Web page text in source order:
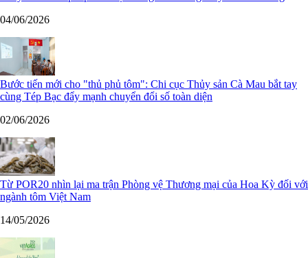
04/06/2026
Bước tiến mới cho "thủ phủ tôm": Chi cục Thủy sản Cà Mau bắt tay
cùng Tép Bạc đẩy mạnh chuyển đổi số toàn diện
02/06/2026
Từ POR20 nhìn lại ma trận Phòng vệ Thương mại của Hoa Kỳ đối với
ngành tôm Việt Nam
14/05/2026